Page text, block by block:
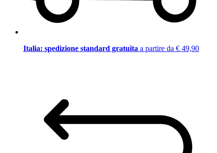
Italia: spedizione standard gratuita a partire da € 49,90